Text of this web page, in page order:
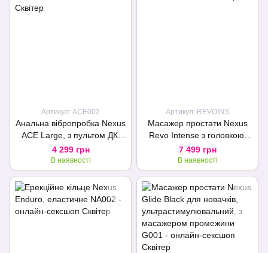
Артикул: ACE002
Анальна вібропробка Nexus
ACE Large, з пультом ДК,
макс. діаметр 5 см
4 299 грн
В наявності
Артикул: REVOINS
Масажер простати Nexus
Revo Intense з головкою,
яка обертається
7 499 грн
В наявності